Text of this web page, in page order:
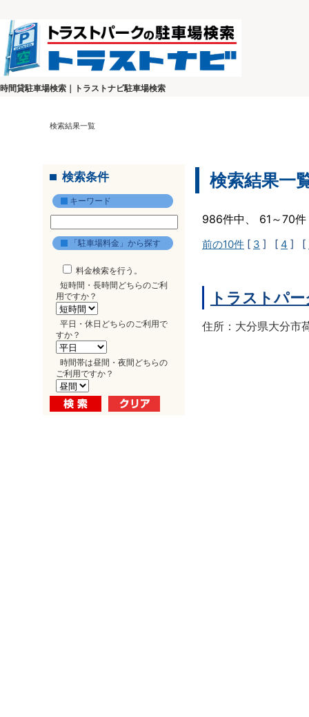
時間貸駐車場検索｜トラストナビ駐車場検索
検索結果一覧
検索条件
キーワード
「駐車場料金」から探す
料金検索を行う。
短時間・長時間どちらのご利
用ですか？
平日・休日どちらのご利用で
すか？
時間帯は昼間・夜間どちらの
ご利用ですか？
検索結果一
986件中、 61～70
前の10件 [ 3 ] [ 4 ] [
トラストパ
住所：大分県大分市